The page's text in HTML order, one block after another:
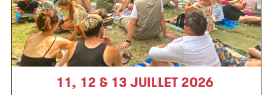
11, 12 & 13 JUILLET 2026